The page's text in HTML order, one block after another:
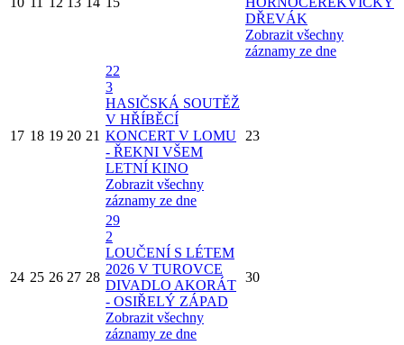
DŘEVÁK
Zobrazit všechny
záznamy ze dne
17 18 19 20 21
22
3
HASIČSKÁ SOUTĚŽ
V HŘÍBĚCÍ
KONCERT V LOMU
- ŘEKNI VŠEM
LETNÍ KINO
Zobrazit všechny
záznamy ze dne
23
24 25 26 27 28
29
2
LOUČENÍ S LÉTEM
2026 V TUROVCE
DIVADLO AKORÁT
- OSIŘELÝ ZÁPAD
Zobrazit všechny
záznamy ze dne
30